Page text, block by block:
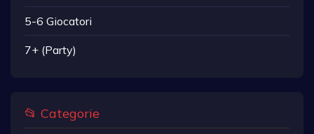
5-6 Giocatori
7+ (Party)
📂 Categorie